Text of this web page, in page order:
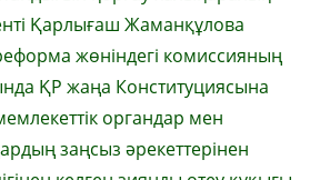
Қарлығаш Жаманқұлова
жөніндегі комиссияның
ҚР жаңа Конституциясына
органдар мен
заңсыз әрекеттерінен